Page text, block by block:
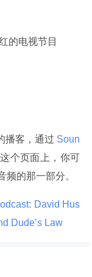
的电视节目
播客，通过 Soun
个页面上，你可
频的那一部分。
David Hus
Dude’s Law